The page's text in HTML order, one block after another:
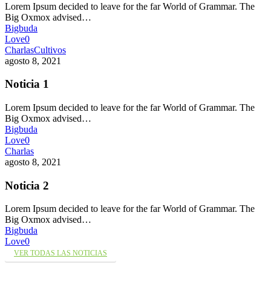
Lorem Ipsum decided to leave for the far World of Grammar. The
Big Oxmox advised…
Bigbuda
Love0
CharlasCultivos
agosto 8, 2021
Noticia 1
Lorem Ipsum decided to leave for the far World of Grammar. The
Big Oxmox advised…
Bigbuda
Love0
Charlas
agosto 8, 2021
Noticia 2
Lorem Ipsum decided to leave for the far World of Grammar. The
Big Oxmox advised…
Bigbuda
Love0
VER TODAS LAS NOTICIAS